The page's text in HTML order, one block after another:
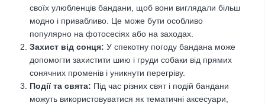
своїх улюбленців бандани, щоб вони виглядали більш
модно і привабливо. Це може бути особливо
популярно на фотосесіях або на заходах.
Захист від сонця: У спекотну погоду бандана може
допомогти захистити шию і груди собаки від прямих
сонячних променів і уникнути перегріву.
Події та свята: Під час різних свят і подій бандани
можуть використовуватися як тематичні аксесуари,